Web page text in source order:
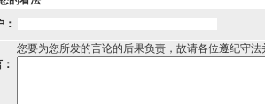
：
您要为您所发的言论的后果负责，故请各位遵纪守